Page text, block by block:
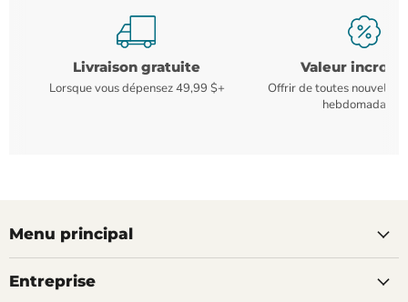
Livraison gratuite
Lorsque vous dépensez 49,99 $+
Valeur
Offrir de toutes nouvelles
hebdomadaires
Menu principal
Entreprise